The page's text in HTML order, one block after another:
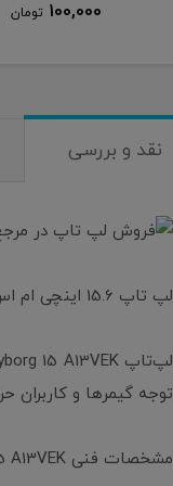
100,000 تومان
نقد و بررسی
لپ تاپ 15.6 اینچی ام اس آس مدل Cyborg 15 A13VEK i7-13620H 16GB 1TB RTX4050
توجه گیمرها و کاربران
مشخصات فنی MSI Cyborg 15 A13VEK